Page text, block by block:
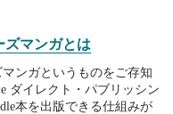
ズマンガとは
ンガというものをご存知
ダイレクト・パブリッシン
本を出版できる仕組みが